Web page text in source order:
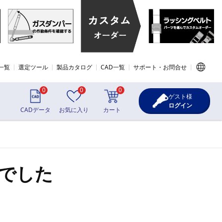
覧 選定ツール 製品カタログ CAD一覧 サポート・お問合せ
0
CADデータ
0
お気に入り
0
カート
ゲスト様
ログイン
した